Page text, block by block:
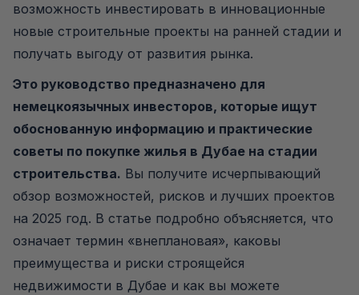
возможность инвестировать в инновационные
новые строительные проекты на ранней стадии и
получать выгоду от развития рынка.
Это руководство предназначено для
немецкоязычных инвесторов, которые ищут
обоснованную информацию и практические
советы по покупке жилья в Дубае на стадии
строительства. Вы получите исчерпывающий
обзор возможностей, рисков и лучших проектов
на 2025 год. В статье подробно объясняется, что
означает термин «внеплановая», каковы
преимущества и риски строящейся
недвижимости в Дубае и как вы можете